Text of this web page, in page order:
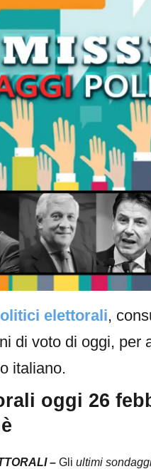
elettorali,
di voto di oggi, per
italiano.
oggi 26
– Gli ultimi